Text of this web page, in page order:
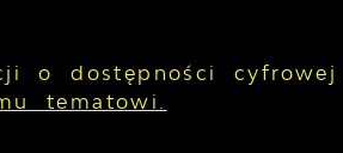
o dostępności
tematowi.